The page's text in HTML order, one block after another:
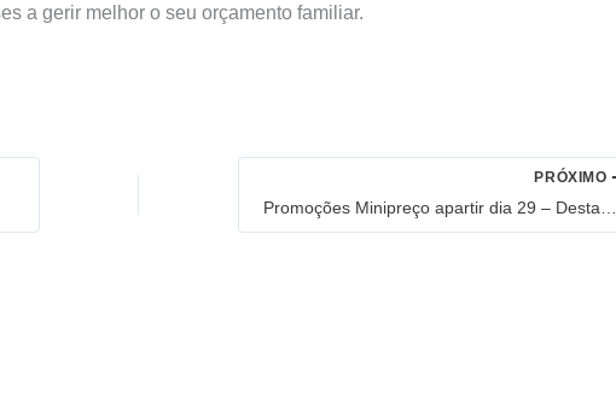
a gerir melhor o seu orçamento familiar.
PRÓXIMO
Promoções Minipreço apartir dia 29 – Destaques